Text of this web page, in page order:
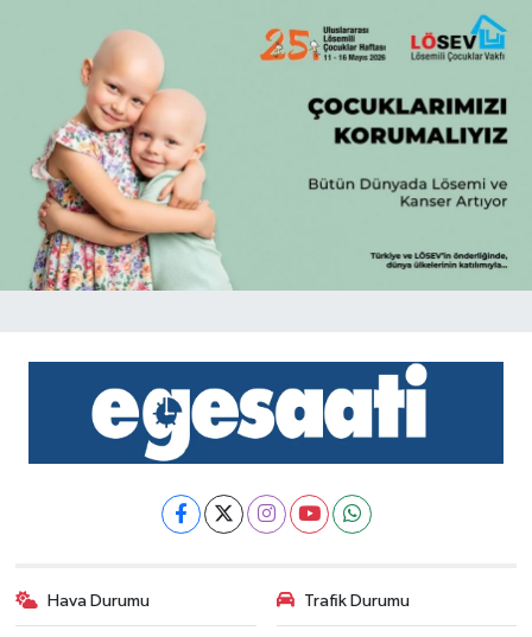
Hava Durumu Trafik Durumu